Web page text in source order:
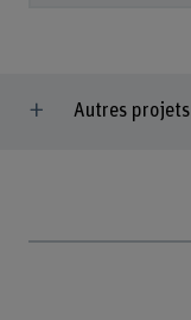
Autres projets